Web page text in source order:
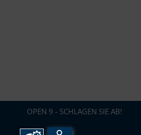
OPEN.9 - SCHLAGEN SIE AB!